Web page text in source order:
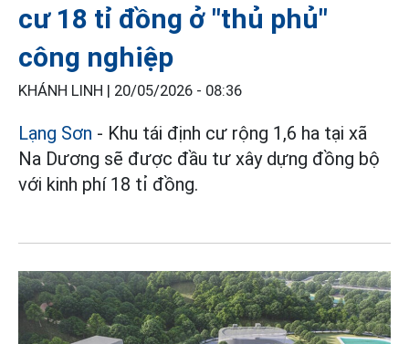
cư 18 tỉ đồng ở "thủ phủ"
công nghiệp
KHÁNH LINH | 20/05/2026 - 08:36
Lạng Sơn - Khu tái định cư rộng 1,6 ha tại xã
Na Dương sẽ được đầu tư xây dựng đồng bộ
với kinh phí 18 tỉ đồng.